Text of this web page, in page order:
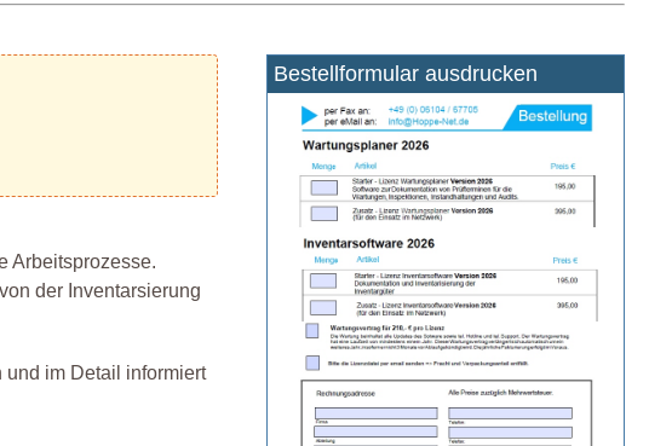
Arbeitsprozesse.
der Inventarsierung
im Detail informiert
Bestellformular ausdrucken